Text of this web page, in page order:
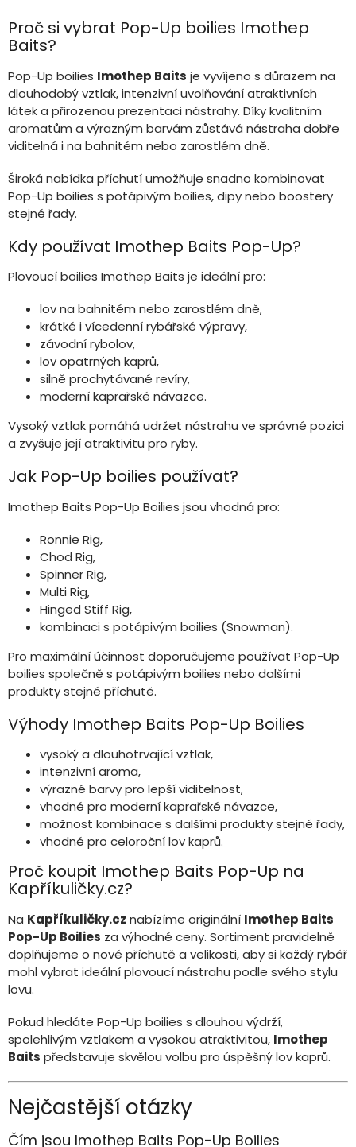
l
á
a
c
í
p
r
v
y
v
ý
s
Proč si vybrat Pop-Up boilies Imothep
Baits?
Pop-Up boilies Imothep Baits je vyvíjeno s důrazem na
dlouhodobý vztlak, intenzivní uvolňování atraktivních
látek a přirozenou prezentaci nástrahy. Díky kvalitním
aromatům a výrazným barvám zůstává nástraha dobře
viditelná i na bahnitém nebo zarostlém dně.
Široká nabídka příchutí umožňuje snadno kombinovat
Pop-Up boilies s potápivým boilies, dipy nebo boostery
stejné řady.
Kdy používat Imothep Baits Pop-Up?
Plovoucí boilies Imothep Baits je ideální pro:
lov na bahnitém nebo zarostlém dně,
krátké i vícedenní rybářské výpravy,
závodní rybolov,
lov opatrných kaprů,
silně prochytávané revíry,
moderní kaprařské návazce.
Vysoký vztlak pomáhá udržet nástrahu ve správné pozici
a zvyšuje její atraktivitu pro ryby.
Jak Pop-Up boilies používat?
Imothep Baits Pop-Up Boilies jsou vhodná pro:
Ronnie Rig,
Chod Rig,
Spinner Rig,
Multi Rig,
Hinged Stiff Rig,
kombinaci s potápivým boilies (Snowman).
Pro maximální účinnost doporučujeme používat Pop-Up
boilies společně s potápivým boilies nebo dalšími
produkty stejné příchutě.
Výhody Imothep Baits Pop-Up Boilies
vysoký a dlouhotrvající vztlak,
intenzivní aroma,
výrazné barvy pro lepší viditelnost,
vhodné pro moderní kaprařské návazce,
možnost kombinace s dalšími produkty stejné řady,
vhodné pro celoroční lov kaprů.
Proč koupit Imothep Baits Pop-Up na
Kapříkuličky.cz?
Na Kapříkuličky.cz nabízíme originální Imothep Baits
Pop-Up Boilies za výhodné ceny. Sortiment pravidelně
doplňujeme o nové příchutě a velikosti, aby si každý rybář
mohl vybrat ideální plovoucí nástrahu podle svého stylu
lovu.
Pokud hledáte Pop-Up boilies s dlouhou výdrží,
spolehlivým vztlakem a vysokou atraktivitou, Imothep
Baits představuje skvělou volbu pro úspěšný lov kaprů.
Nejčastější otázky
Čím jsou Imothep Baits Pop-Up Boilies